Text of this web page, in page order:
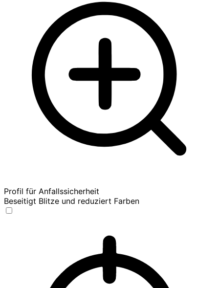
Profil für Anfallssicherheit
Beseitigt Blitze und reduziert Farben